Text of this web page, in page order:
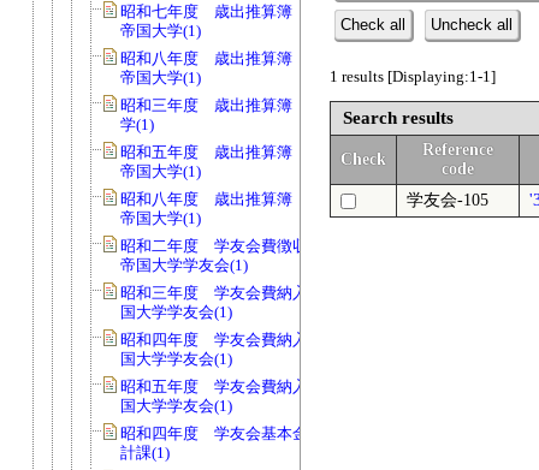
昭和七年度 歳出推算簿 会費 京都
帝国大学(1)
昭和八年度 歳出推算簿 会費 京都
帝国大学(1)
昭和三年度 歳出推算簿 京都帝国大
学(1)
昭和五年度 歳出推算簿 校費 京都
帝国大学(1)
昭和八年度 歳出推算簿 校費 京都
帝国大学(1)
昭和二年度 学友会費徴収台帳 京都
帝国大学学友会(1)
昭和三年度 学友会費納入簿 京都帝
国大学学友会(1)
昭和四年度 学友会費納入簿 京都帝
国大学学友会(1)
昭和五年度 学友会費納入簿 京都帝
国大学学友会(1)
昭和四年度 学友会基本金支出伺 会
計課(1)
Check all Uncheck all
1 results [Displaying:1-1]
Search results
Check
Reference
code
学友会-105